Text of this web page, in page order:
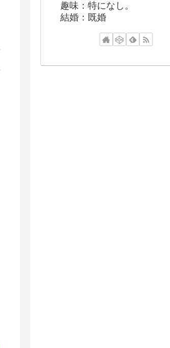
趣味：特になし。
結婚：既婚